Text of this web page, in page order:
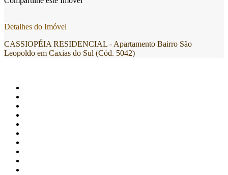
Detalhes do Imóvel
CASSIOPÉIA RESIDENCIAL - Apartamento Bairro São
Leopoldo em Caxias do Sul (Cód. 5042)